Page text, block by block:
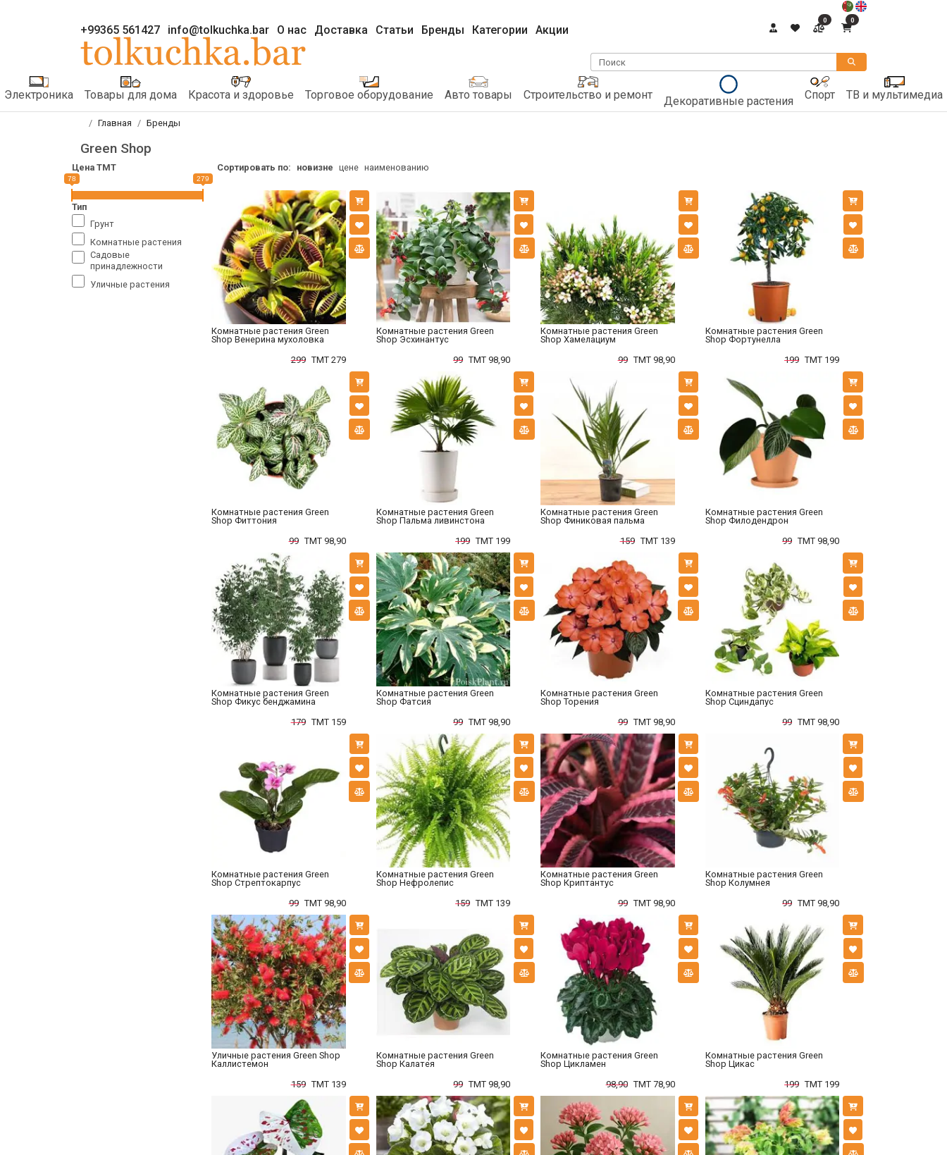
+99365 561427 info@tolkuchka.bar О нас Доставка Статьи Бренды Категории Акции
0 0
Поиск
Электроника Товары для дома Красота и здоровье Торговое оборудование Авто товары Строительство и ремонт Декоративные растения Спорт ТВ и мультимедиа
Главная Бренды
Green Shop
Цена TMT
78 279
Тип
Грунт
Комнатные растения
Садовые
принадлежности
Уличные растения
Сортировать по: новизне цене наименованию
Комнатные растения Green
Shop Венерина мухоловка
299 TMT 279
Комнатные растения Green
Shop Эсхинантус
99 TMT 98,90
Комнатные растения Green
Shop Хамелациум
99 TMT 98,90
Комнатные растения Green
Shop Фортунелла
199 TMT 199
Комнатные растения Green
Shop Фиттония
99 TMT 98,90
Комнатные растения Green
Shop Пальма ливинстона
199 TMT 199
Комнатные растения Green
Shop Финиковая пальма
159 TMT 139
Комнатные растения Green
Shop Филодендрон
99 TMT 98,90
Комнатные растения Green
Shop Фикус бенджамина
179 TMT 159
Комнатные растения Green
Shop Фатсия
99 TMT 98,90
Комнатные растения Green
Shop Торения
99 TMT 98,90
Комнатные растения Green
Shop Сциндапус
99 TMT 98,90
Комнатные растения Green
Shop Стрептокарпус
99 TMT 98,90
Комнатные растения Green
Shop Нефролепис
159 TMT 139
Комнатные растения Green
Shop Криптантус
99 TMT 98,90
Комнатные растения Green
Shop Колумнея
99 TMT 98,90
Уличные растения Green Shop
Каллистемон
159 TMT 139
Комнатные растения Green
Shop Калатея
99 TMT 98,90
Комнатные растения Green
Shop Цикламен
98,90 TMT 78,90
Комнатные растения Green
Shop Цикас
199 TMT 199